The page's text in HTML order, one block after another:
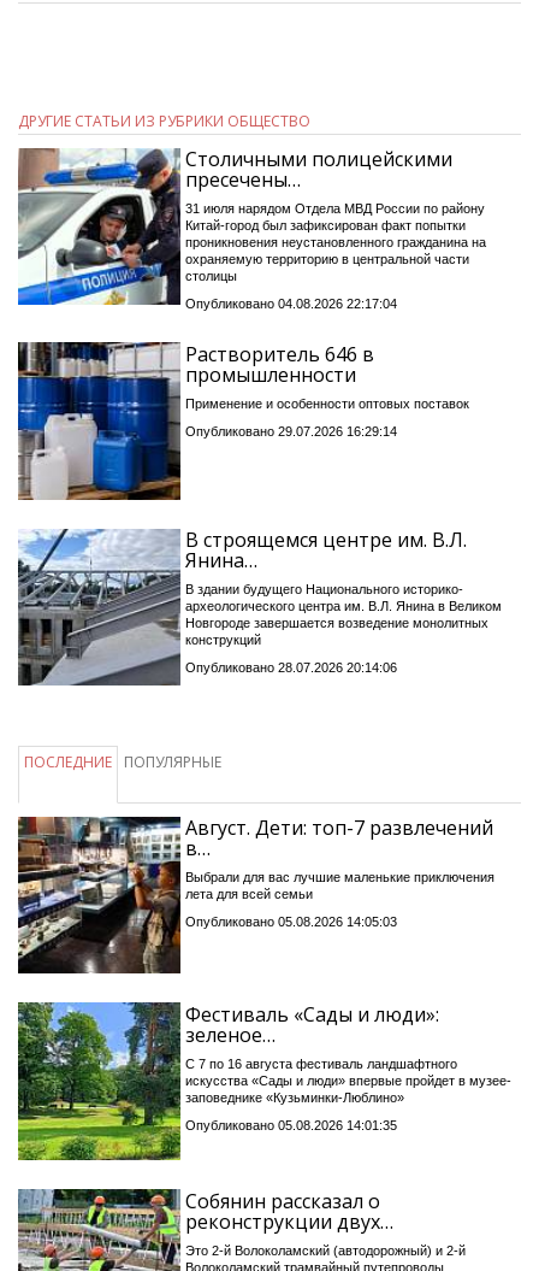
ДРУГИЕ СТАТЬИ ИЗ РУБРИКИ ОБЩЕСТВО
Столичными полицейскими
пресечены…
31 июля нарядом Отдела МВД России по району
Китай-город был зафиксирован факт попытки
проникновения неустановленного гражданина на
охраняемую территорию в центральной части
столицы
Опубликовано 04.08.2026 22:17:04
Растворитель 646 в
промышленности
Применение и особенности оптовых поставок
Опубликовано 29.07.2026 16:29:14
В строящемся центре им. В.Л.
Янина…
В здании будущего Национального историко-
археологического центра им. В.Л. Янина в Великом
Новгороде завершается возведение монолитных
конструкций
Опубликовано 28.07.2026 20:14:06
ПОСЛЕДНИЕ ПОПУЛЯРНЫЕ
Август. Дети: топ-7 развлечений
в…
Выбрали для вас лучшие маленькие приключения
лета для всей семьи
Опубликовано 05.08.2026 14:05:03
Фестиваль «Сады и люди»:
зеленое…
С 7 по 16 августа фестиваль ландшафтного
искусства «Сады и люди» впервые пройдет в музее-
заповеднике «Кузьминки-Люблино»
Опубликовано 05.08.2026 14:01:35
Собянин рассказал о
реконструкции двух…
Это 2-й Волоколамский (автодорожный) и 2-й
Волоколамский трамвайный путепроводы